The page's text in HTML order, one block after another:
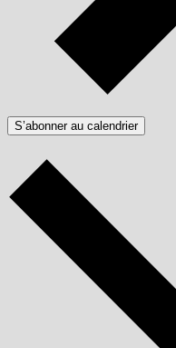
S’abonner au calendrier